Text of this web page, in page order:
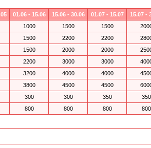
01.06 - 15.06 15.06 - 30.06 01.07 - 15.07 15.07 -
1000 1500 1500
1500 2200 2200
1500 2000 2000
2200 3000 3000
3200 4000 4000
3800 4500 4500
300 300 350 350
800 800 800 800